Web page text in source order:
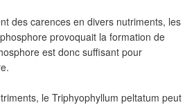
des carences en divers nutriments, les
provoquait la formation de
est donc suffisant pour
le Triphyophyllum peltatum peut